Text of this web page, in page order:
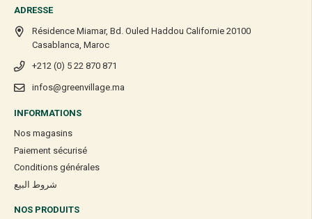
ADRESSE
Résidence Miamar, Bd. Ouled Haddou Californie 20100
Casablanca, Maroc
+212 (0) 5 22 870 871
infos@greenvillage.ma
INFORMATIONS
Nos magasins
Paiement sécurisé
Conditions générales
شروط البيع
NOS PRODUITS